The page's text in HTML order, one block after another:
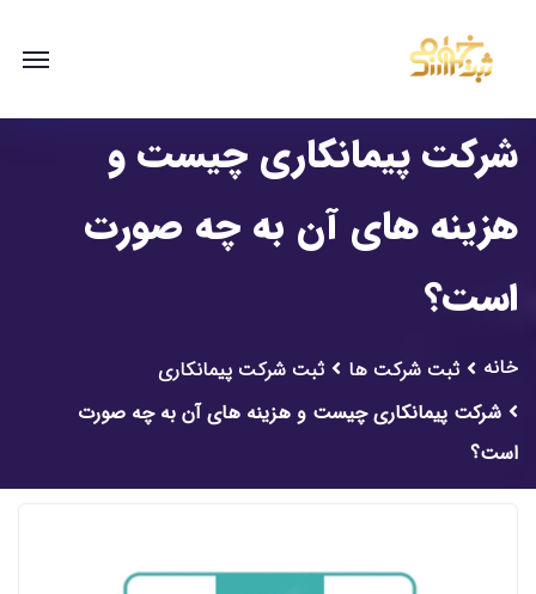
شرکت پیمانکاری چیست و
هزینه های آن به چه صورت
است؟
خانه ثبت شرکت ها
ثبت شرکت پیمانکاری
شرکت پیمانکاری چیست و هزینه های آن به چه صورت
است؟